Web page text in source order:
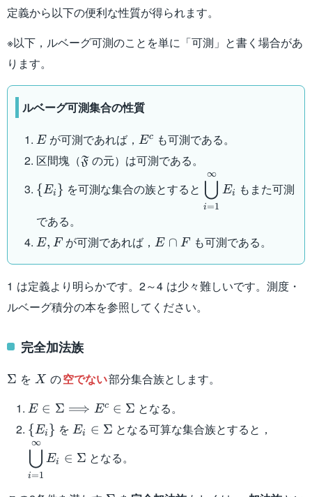
定義から以下の便利な性質が得られます。
※以下，ルベーグ可測のことを単に「可測」と書く場合があ
ります。
ルベーグ可測集合の性質
E
E が可測であれば，E^c
Ec
も可測である。
区間塊（\mathfrak{F}
F の元）は可測である。
E_i
{Ei } を可測な集合の族とすると
\displaystyle
E_i
i=1
⋃
∞
Ei
もまた可測
である。
E,F
E, Fが可測であれば，E
E ∩ Fも可測である。
1 は定義より明らかです。2～4 は少々難しいです。測度・
ルベーグ積分の本を参照してください。
完全加法族
\Sigma
Σ を X
X の空でない部分集合族とします。
E \in \Sigma
\Longrightarrow
E^c \in \Sigma
E ∈ Σ ⟹ Ec ∈ Σ となる。
\{
E_i
\}
{Ei } をE_i \in
Ei ∈ Σ となる可算な集合族とすると，
i=1
⋃
∞
Ei ∈ Σ となる。